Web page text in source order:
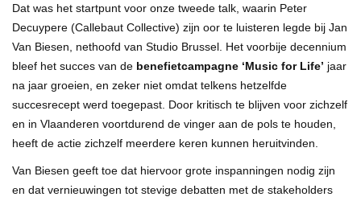
Dat was het startpunt voor onze tweede talk, waarin Peter
Decuypere (Callebaut Collective) zijn oor te luisteren legde bij Jan
Van Biesen, nethoofd van Studio Brussel. Het voorbije decennium
bleef het succes van de benefietcampagne ‘Music for Life’ jaar
na jaar groeien, en zeker niet omdat telkens hetzelfde
succesrecept werd toegepast. Door kritisch te blijven voor zichzelf
en in Vlaanderen voortdurend de vinger aan de pols te houden,
heeft de actie zichzelf meerdere keren kunnen heruitvinden.
Van Biesen geeft toe dat hiervoor grote inspanningen nodig zijn
en dat vernieuwingen tot stevige debatten met de stakeholders